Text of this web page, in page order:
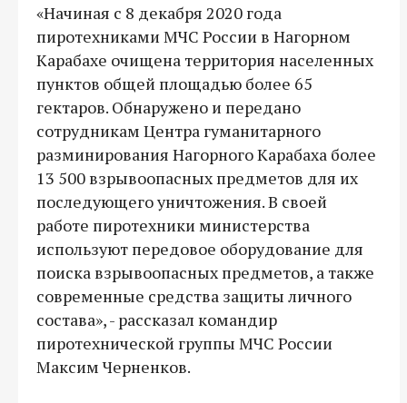
«Начиная с 8 декабря 2020 года
пиротехниками МЧС России в Нагорном
Карабахе очищена территория населенных
пунктов общей площадью более 65
гектаров. Обнаружено и передано
сотрудникам Центра гуманитарного
разминирования Нагорного Карабаха более
13 500 взрывоопасных предметов для их
последующего уничтожения. В своей
работе пиротехники министерства
используют передовое оборудование для
поиска взрывоопасных предметов, а также
современные средства защиты личного
состава», - рассказал командир
пиротехнической группы МЧС России
Максим Черненков.